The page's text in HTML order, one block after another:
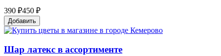
390 ₽450 ₽
Добавить
Шар латекс в ассортименте